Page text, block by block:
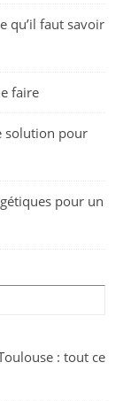
qu’il faut savoir
faire
solution pour
pour un
: tout ce